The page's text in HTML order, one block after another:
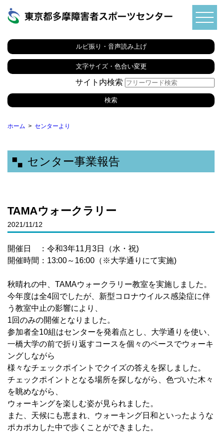
ルビ振り・音声読み上げ
文字サイズ・色合い変更
サイト内検索
ホーム センターより
センター事業報告
TAMAウォークラリー
2021/11/12
開催日 ：令和3年11月3日（水・祝)
開催時間：13:00～16:00（※大学通りにて実施)
秋晴れの中、TAMAウォークラリー教室を実施しました。
今年度は全4回でしたが、新型コロナウイルス感染症に伴
う教室中止の影響により、
1回のみの開催となりました。
参加者全10組はセンターを発着点とし、大学通りを使い、
一橋大学の前で折り返すコースを個々のペースでウォーキ
ングしながら
様々なチェックポイントでクイズの答えを探しました。
チェックポイントとなる場所を探しながら、色づいた木々
を眺めながら、
ウォーキングを楽しむ姿が見られました。
また、天候にも恵まれ、ウォーキング日和といったような
ポカポカした中で歩くことができました。